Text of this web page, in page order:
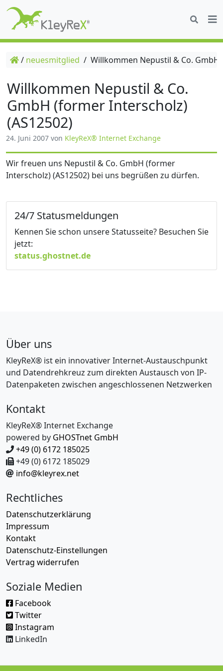
/ neuesmitglied / Willkommen Nepustil & Co.
Willkommen Nepustil & Co.
GmbH (former Interscholz)
(AS12502)
24. Juni 2007 von KleyReX® Internet Exchange
Wir freuen uns Nepustil & Co. GmbH (former
Interscholz) (AS12502) bei uns begrüßen zu dürfen.
24/7 Statusmeldungen
Kennen Sie schon unsere Statusseite? Besuchen Sie
jetzt:
status.ghostnet.de
Über uns
KleyReX® ist ein innovativer Internet-Austauschpunkt
und Datendrehkreuz zum direkten Austausch von IP-
Datenpaketen zwischen angeschlossenen Netzwerken
Kontakt
KleyReX® Internet Exchange
powered by GHOSTnet GmbH
+49 (0) 6172 185025
+49 (0) 6172 185029
info@kleyrex.net
Rechtliches
Datenschutzerklärung
Impressum
Kontakt
Datenschutz-Einstellungen
Vertrag widerrufen
Soziale Medien
Facebook
Twitter
Instagram
LinkedIn